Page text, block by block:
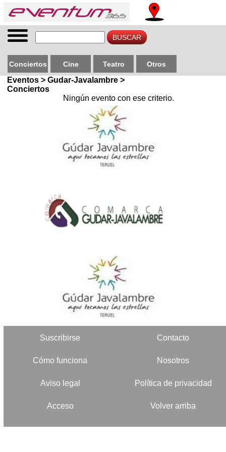
Conciertos Cine Teatro Otros
Eventos > Gudar-Javalambre >
Conciertos
Ningún evento con ese criterio.
Suscribirse Contacto
Cómo funciona Nosotros
Aviso legal Política de privacidad
Acceso Volver arriba